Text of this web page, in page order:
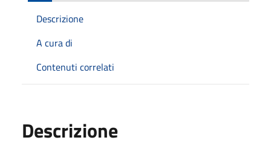
Descrizione
A cura di
Contenuti correlati
Descrizione